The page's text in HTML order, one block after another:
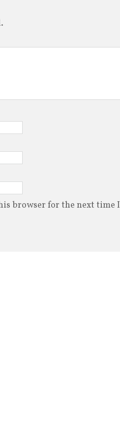
browser for the next time I